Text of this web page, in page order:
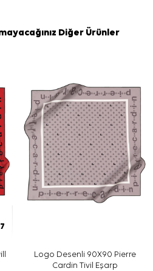
Diğer Ürünler
Logo Desenli 90X90 Pierre
Cardin Tivil Eşarp